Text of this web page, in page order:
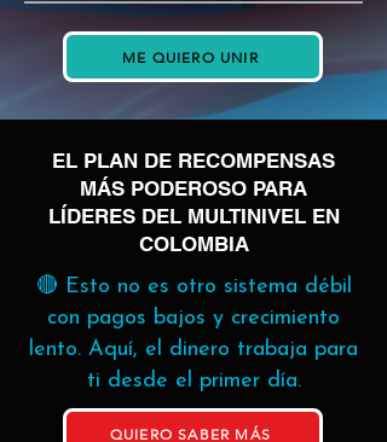
ME QUIERO UNIR
EL PLAN DE RECOMPENSAS
MÁS PODEROSO PARA
LÍDERES DEL MULTINIVEL EN
COLOMBIA
🔴 Esto no es otro sistema débil
con pagos bajos y crecimiento
lento. Aquí, el dinero trabaja para
ti desde el primer día.
QUIERO SABER MÁS